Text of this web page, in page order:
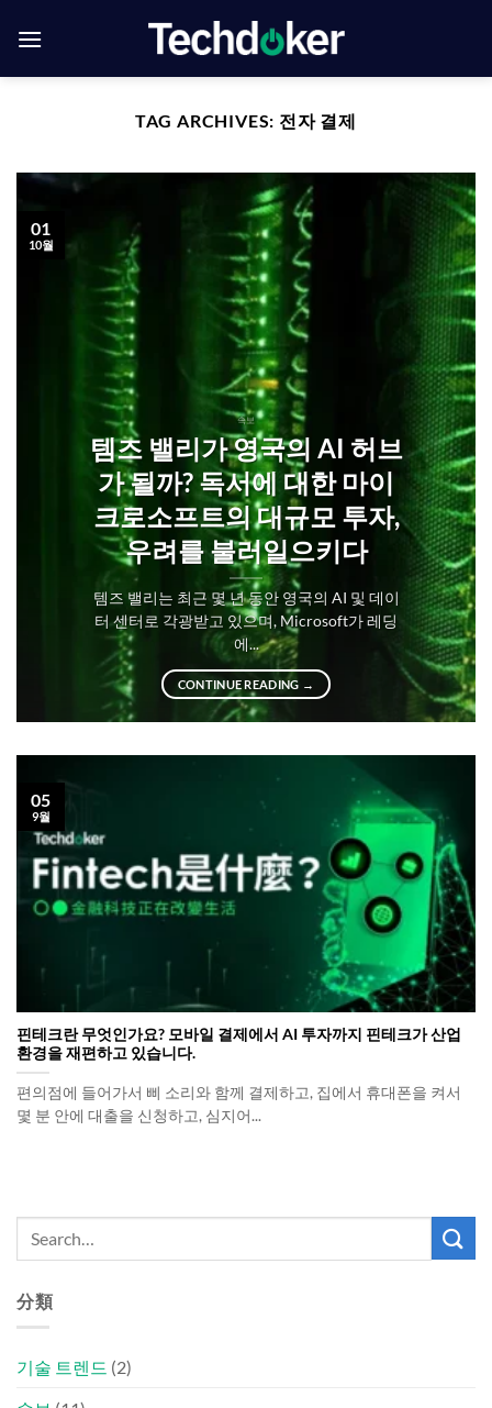
TAG ARCHIVES: 전자 결제
속보
템즈 밸리가 영국의 AI 허브
가 될까? 독서에 대한 마이
크로소프트의 대규모 투자,
우려를 불러일으키다
템즈 밸리는 최근 몇 년 동안 영국의 AI 및 데이
터 센터로 각광받고 있으며, Microsoft가 레딩
에...
CONTINUE READING →
01
10월
핀테크란 무엇인가요? 모바일 결제에서 AI 투자까지 핀테크가 산업
환경을 재편하고 있습니다.
편의점에 들어가서 삐 소리와 함께 결제하고, 집에서 휴대폰을 켜서
몇 분 안에 대출을 신청하고, 심지어...
05
9월
分類
기술 트렌드 (2)